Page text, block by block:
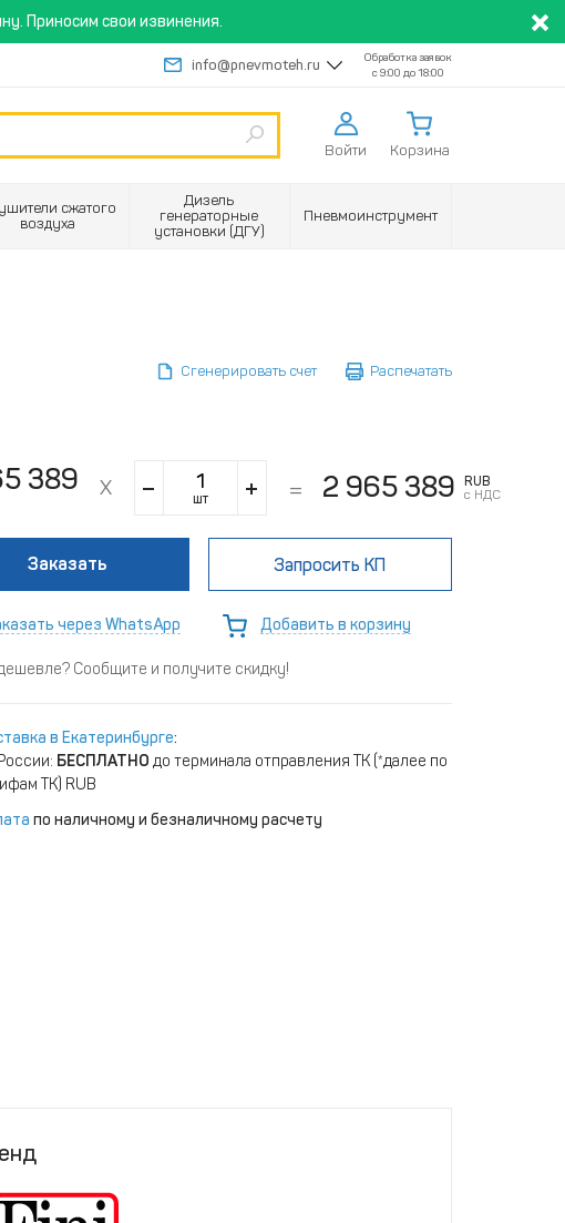
Приносим свои извинения.
info@pnevmoteh.ru
Обработка заявок
с 9:00 до 18:00
Войти Корзина
сжатого
воздуха
Дизель
генераторные
установки (ДГУ)
Пневмоинструмент
Сгенерировать счет Распечатать
389
шт 2 965 389
RUB
с НДС
Заказать Запросить КП
через WhatsApp Добавить в корзину
Сообщите и получите скидку!
в Екатеринбурге:
БЕСПЛАТНО до терминала отправления ТК (*далее по
ТК) RUB
по наличному и безналичному расчету